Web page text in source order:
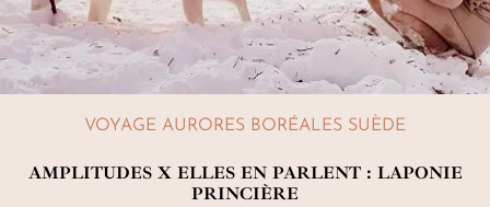
VOYAGE AURORES BORÉALES SUÈDE
AMPLITUDES X ELLES EN PARLENT : LAPONIE
PRINCIÈRE